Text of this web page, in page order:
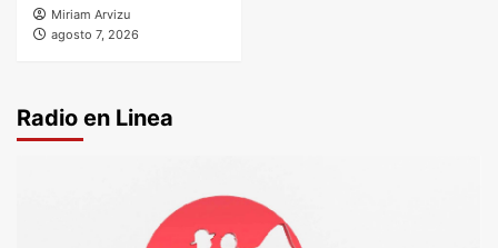
Miriam Arvizu
agosto 7, 2026
Radio en Linea